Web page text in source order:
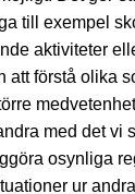
till exempel
aktiviteter
att förstå olika
med det vi
osynliga
ur